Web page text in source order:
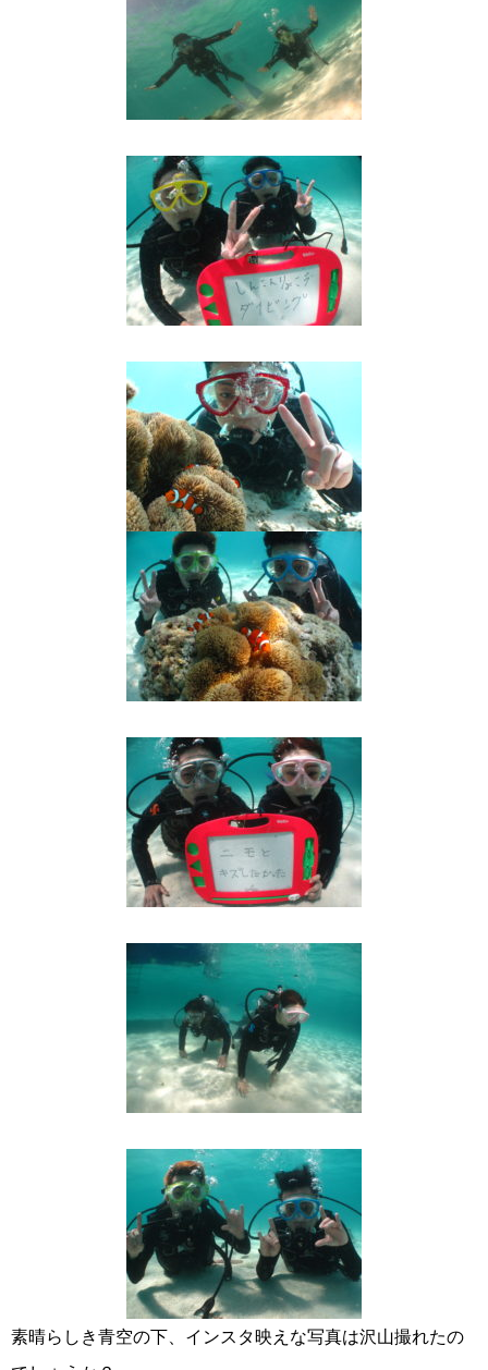
素晴らしき青空の下、インスタ映えな写真は沢山撮れたの